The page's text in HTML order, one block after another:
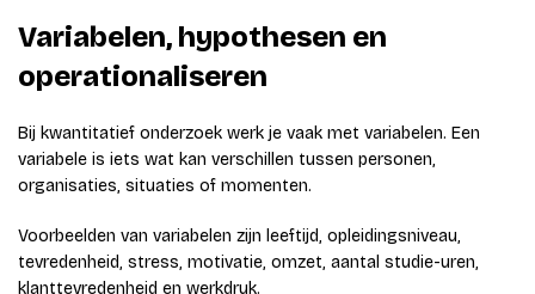
Variabelen, hypothesen en
operationaliseren
Bij kwantitatief onderzoek werk je vaak met variabelen. Een
variabele is iets wat kan verschillen tussen personen,
organisaties, situaties of momenten.
Voorbeelden van variabelen zijn leeftijd, opleidingsniveau,
tevredenheid, stress, motivatie, omzet, aantal studie-uren,
klanttevredenheid en werkdruk.